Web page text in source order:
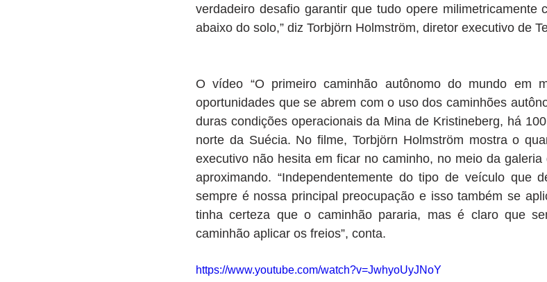
verdadeiro desafio garantir que tudo opere milimetricamente
abaixo do solo,” diz Torbjörn Holmström, diretor executivo de
O vídeo “O primeiro caminhão autônomo do mundo em
oportunidades que se abrem com o uso dos caminhões
duras condições operacionais da Mina de Kristineberg, há
norte da Suécia. No filme, Torbjörn Holmström mostra o
executivo não hesita em ficar no caminho, no meio da
aproximando. “Independentemente do tipo de veículo que
sempre é nossa principal preocupação e isso também se
tinha certeza que o caminhão pararia, mas é claro que
caminhão aplicar os freios”, conta.
https://www.youtube.com/watch?v=JwhyoUyJNoY